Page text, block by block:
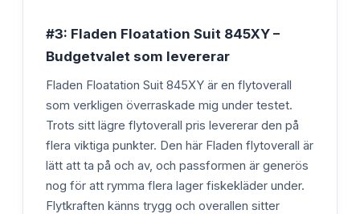
#3: Fladen Floatation Suit 845XY –
Budgetvalet som levererar
Fladen Floatation Suit 845XY är en flytoverall
som verkligen överraskade mig under testet.
Trots sitt lägre flytoverall pris levererar den på
flera viktiga punkter. Den här Fladen flytoverall är
lätt att ta på och av, och passformen är generös
nog för att rymma flera lager fiskekläder under.
Flytkraften känns trygg och overallen sitter